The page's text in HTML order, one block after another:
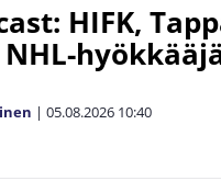
HIFK,
| 05.08.2026 10:40